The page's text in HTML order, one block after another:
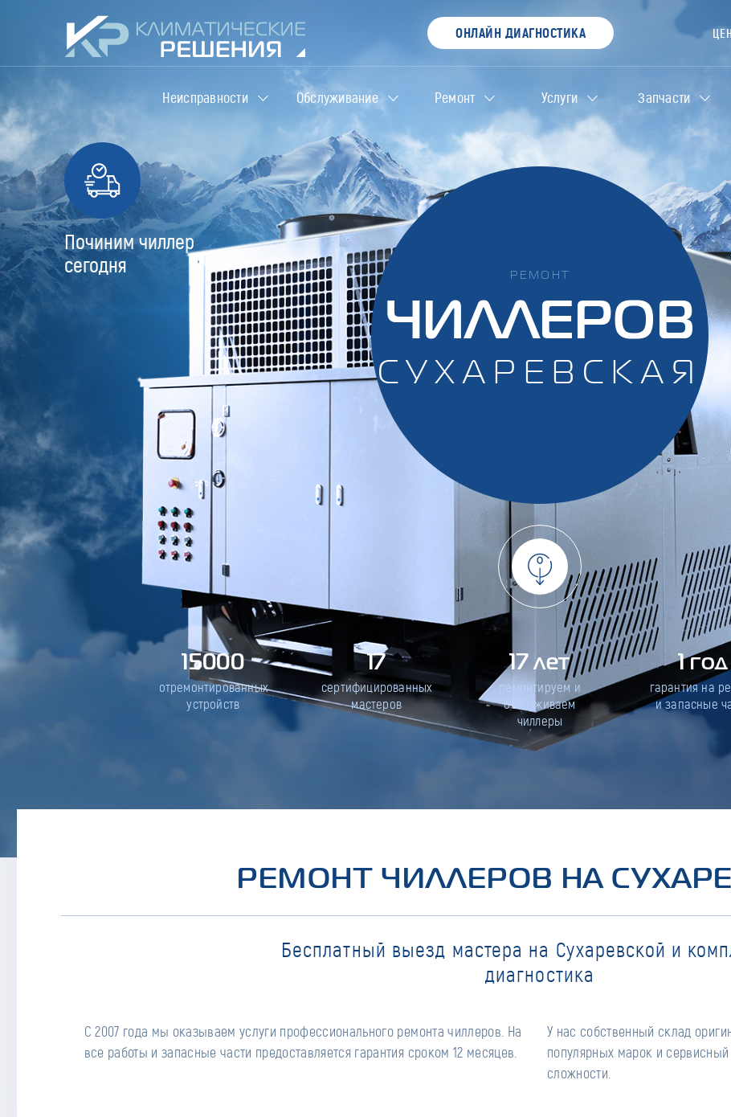
РЕМОНТ
ЧИЛЛЕРОВ
СУХАРЕВСКАЯ
Починим чиллер
сегодня
15000
отремонтированных
устройств
17
сертифицированных
мастеров
17 лет
ремонтируем и
обслуживаем
чиллеры
1 год
гарантия на
и запасные
РЕМОНТ ЧИЛЛЕРОВ НА
Бесплатный выезд мастера на Сухаревской и
диагностика
С 2007 года мы оказываем услуги профессионального ремонта чиллеров. На
все работы и запасные части предоставляется гарантия сроком 12 месяцев.
У нас собственный склад
популярных марок и
сложности.
Неисправности Обслуживание Ремонт Услуги Запчасти
ОНЛАЙН ДИАГНОСТИКА